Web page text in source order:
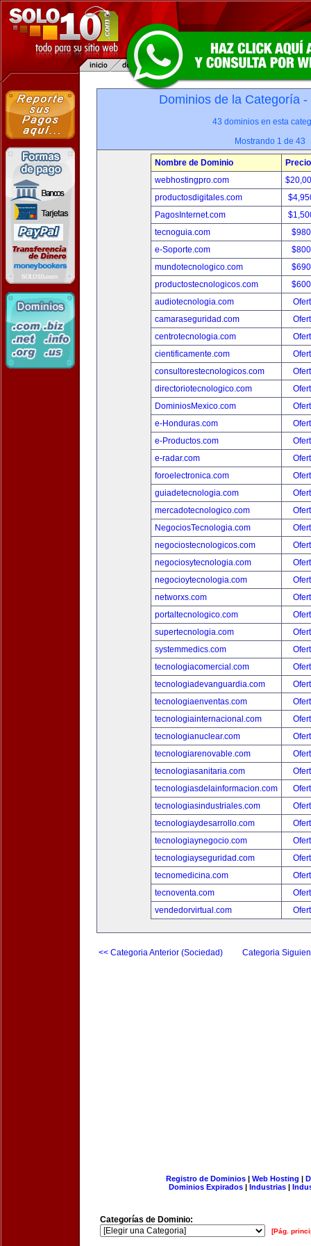
Dominios de la Categoría -
43 dominios en esta
Mostrando 1 de 43
Nombre de Dominio
Precio
webhostingpro.com
productosdigitales.com
PagosInternet.com
tecnoguia.com
e-Soporte.com
mundotecnologico.com
productostecnologicos.com
audiotecnologia.com
camaraseguridad.com
centrotecnologia.com
cientificamente.com
consultorestecnologicos.com
directoriotecnologico.com
DominiosMexico.com
e-Honduras.com
e-Productos.com
e-radar.com
foroelectronica.com
guiadetecnologia.com
mercadotecnologico.com
NegociosTecnologia.com
negociostecnologicos.com
negociosytecnologia.com
negocioytecnologia.com
networxs.com
portaltecnologico.com
supertecnologia.com
systemmedics.com
tecnologiacomercial.com
tecnologiadevanguardia.com
tecnologiaenventas.com
tecnologiainternacional.com
tecnologianuclear.com
tecnologiarenovable.com
tecnologiasanitaria.com
tecnologiasdelainformacion.com
tecnologiasindustriales.com
tecnologiaydesarrollo.com
tecnologiaynegocio.com
tecnologiayseguridad.com
tecnomedicina.com
tecnoventa.com
vendedorvirtual.com
<< Categoria Anterior (Sociedad) Categoria
Registro de Dominios| Web Hosting |
Dominios Expirados | Industrias |
Categorías de Dominio:
[Pág.